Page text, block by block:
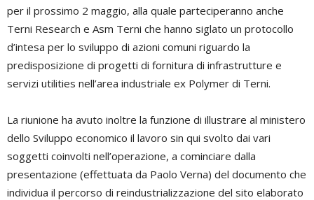
per il prossimo 2 maggio, alla quale parteciperanno anche
Terni Research e Asm Terni che hanno siglato un protocollo
d’intesa per lo sviluppo di azioni comuni riguardo la
predisposizione di progetti di fornitura di infrastrutture e
servizi utilities nell’area industriale ex Polymer di Terni.
La riunione ha avuto inoltre la funzione di illustrare al ministero
dello Sviluppo economico il lavoro sin qui svolto dai vari
soggetti coinvolti nell’operazione, a cominciare dalla
presentazione (effettuata da Paolo Verna) del documento che
individua il percorso di reindustrializzazione del sito elaborato